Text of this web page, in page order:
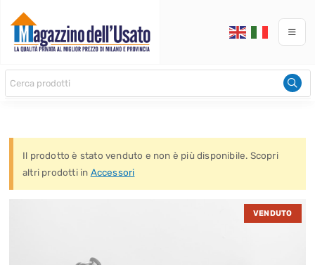
Il prodotto è stato venduto e non è più disponibile. Scopri
altri prodotti in Accessori
VENDUTO